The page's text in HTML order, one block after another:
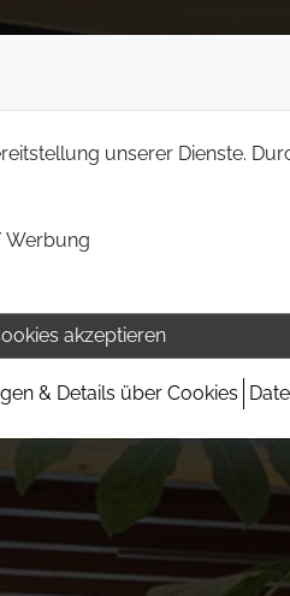
unserer Dienste.
Werbung
akzeptieren
& Details über Cookies